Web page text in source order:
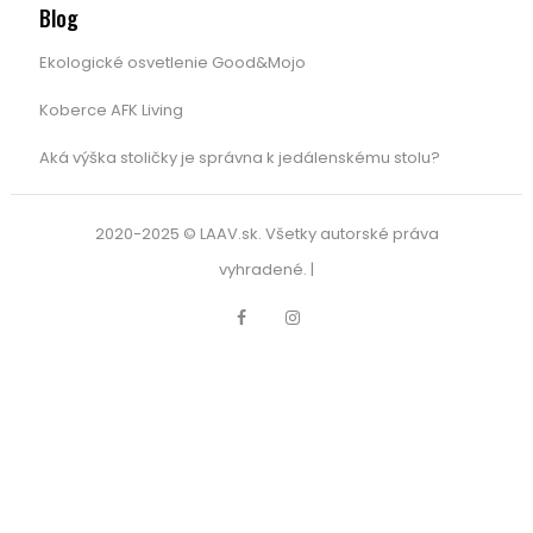
Blog
Ekologické osvetlenie Good&Mojo
Koberce AFK Living
Aká výška stoličky je správna k jedálenskému stolu?
2020-2025 © LAAV.sk. Všetky autorské práva
vyhradené. |
Facebook